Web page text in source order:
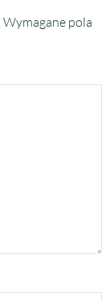
Wymagane pola